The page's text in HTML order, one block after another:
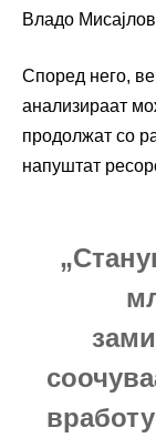
Владо
Според него,
анализираат
продолжат со
напуштат